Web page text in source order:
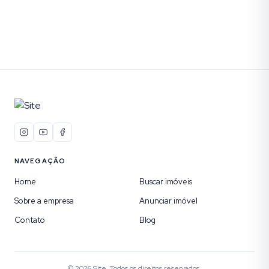
NAVEGAÇÃO
Home
Buscar imóveis
Sobre a empresa
Anunciar imóvel
Contato
Blog